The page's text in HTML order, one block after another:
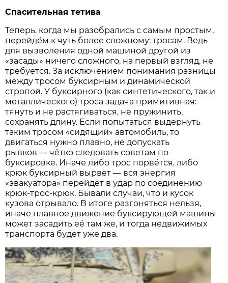
Спасительная тетива
Теперь, когда мы разобрались с самым простым,
перейдём к чуть более сложному: тросам. Ведь
для вызволения одной машиной другой из
«засады» ничего сложного, на первый взгляд, не
требуется. За исключением понимания разницы
между тросом буксирным и динамической
стропой. У буксирного (как синтетического, так и
металлического) троса задача примитивная:
тянуть и не растягиваться, не пружинить,
сохранять длину. Если попытаться выдернуть
таким тросом «сидящий» автомобиль, то
двигаться нужно плавно, не допускать
рывков — чётко следовать советам по
буксировке. Иначе либо трос порвётся, либо
крюк буксирный вырвет — вся энергия
«эвакуатора» перейдёт в удар по соединению
крюк-трос-крюк. Бывали случаи, что и кусок
кузова отрывало. В итоге разгоняться нельзя,
иначе плавное движение буксирующей машины
может засадить её там же, и тогда недвижимых
транспорта будет уже два.